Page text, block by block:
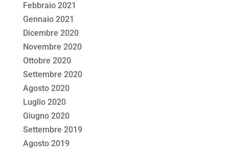
Febbraio 2021
Gennaio 2021
Dicembre 2020
Novembre 2020
Ottobre 2020
Settembre 2020
Agosto 2020
Luglio 2020
Giugno 2020
Settembre 2019
Agosto 2019